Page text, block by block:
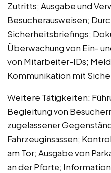
Zutritts; Ausgabe und
Besucherausweisen;
Sicherheitsbriefings;
Überwachung von Ein-
von Mitarbeiter-IDs;
Kommunikation mit
Weitere Tätigkeiten:
Begleitung von
zugelassener
Fahrzeuginsassen;
am Tor; Ausgabe von
an der Pforte;